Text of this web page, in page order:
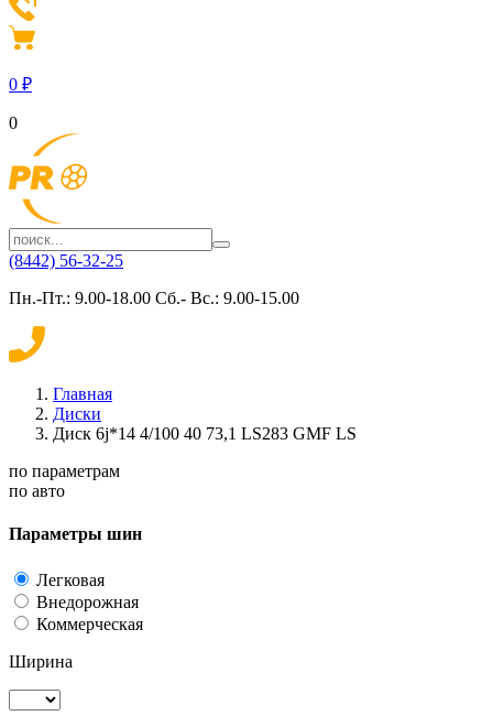
0 ₽
0
(8442) 56-32-25
Пн.-Пт.: 9.00-18.00 Сб.- Вс.: 9.00-15.00
Главная
Диски
Диск 6j*14 4/100 40 73,1 LS283 GMF LS
по параметрам
по авто
Параметры шин
Легковая
Внедорожная
Коммерческая
Ширина